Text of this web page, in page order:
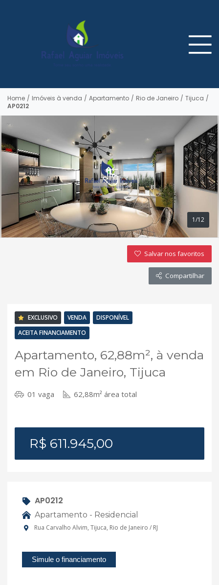
Home / Imóveis à venda / Apartamento / Rio de Janeiro / Tijuca /
AP0212
1/12
Salvar nos favoritos
Compartilhar
EXCLUSIVO VENDA
DISPONÍVEL
ACEITA FINANCIAMENTO
Apartamento, 62,88m², à venda
em Rio de Janeiro, Tijuca
01 vaga 62,88m² área total
R$ 611.945,00
AP0212
Apartamento - Residencial
Rua Carvalho Alvim, Tijuca, Rio de Janeiro / RJ
Simule o financiamento